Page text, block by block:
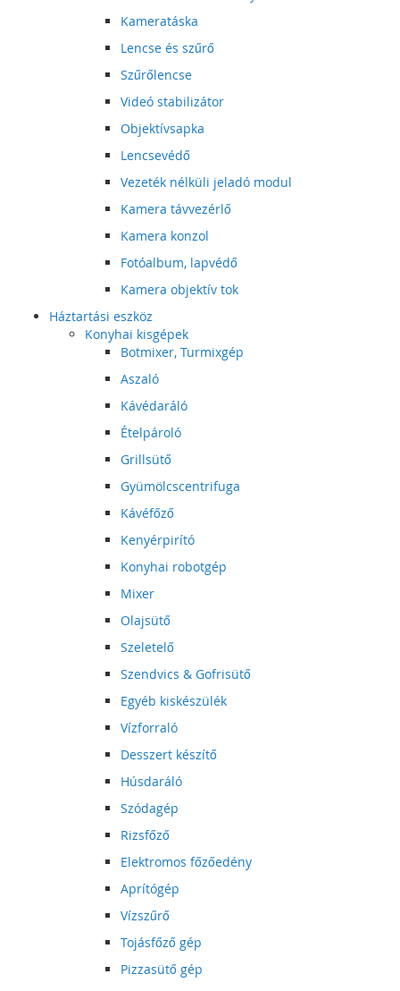
Kameratáska
Lencse és szűrő
Szűrőlencse
Videó stabilizátor
Objektívsapka
Lencsevédő
Vezeték nélküli jeladó modul
Kamera távvezérlő
Kamera konzol
Fotóalbum, lapvédő
Kamera objektív tok
Háztartási eszköz
Konyhai kisgépek
Botmixer, Turmixgép
Aszaló
Kávédaráló
Ételpároló
Grillsütő
Gyümölcscentrifuga
Kávéfőző
Kenyérpirító
Konyhai robotgép
Mixer
Olajsütő
Szeletelő
Szendvics & Gofrisütő
Egyéb kiskészülék
Vízforraló
Desszert készítő
Húsdaráló
Szódagép
Rizsfőző
Elektromos főzőedény
Aprítógép
Vízszűrő
Tojásfőző gép
Pizzasütő gép